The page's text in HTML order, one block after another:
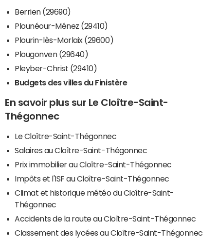
Berrien (29690)
Plounéour-Ménez (29410)
Plourin-lès-Morlaix (29600)
Plougonven (29640)
Pleyber-Christ (29410)
Budgets des villes du Finistère
En savoir plus sur Le Cloître-Saint-
Thégonnec
Le Cloître-Saint-Thégonnec
Salaires au Cloître-Saint-Thégonnec
Prix immobilier au Cloître-Saint-Thégonnec
Impôts et l'ISF au Cloître-Saint-Thégonnec
Climat et historique météo du Cloître-Saint-
Thégonnec
Accidents de la route au Cloître-Saint-Thégonnec
Classement des lycées au Cloître-Saint-Thégonnec